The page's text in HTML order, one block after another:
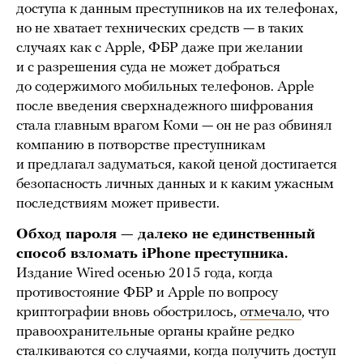
доступа к данным преступников на их телефонах,
но не хватает технических средств — в таких
случаях как с Apple, ФБР даже при желании
и с разрешения суда не может добраться
до содержимого мобильных телефонов. Apple
после введения сверхнадежного шифрования
стала главным врагом Коми — он не раз обвинял
компанию в потворстве преступникам
и предлагал задуматься, какой ценой достигается
безопасность личных данных и к каким ужасным
последствиям может привести.
Обход пароля — далеко не единственный
способ взломать iPhone преступника.
Издание Wired осенью 2015 года, когда
противостояние ФБР и Apple по вопросу
криптографии вновь обострилось, отмечало, что
правоохранительные органы крайне редко
сталкиваются со случаями, когда получить доступ